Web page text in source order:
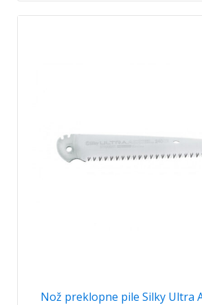
Nož preklopne pile Silky Ultra